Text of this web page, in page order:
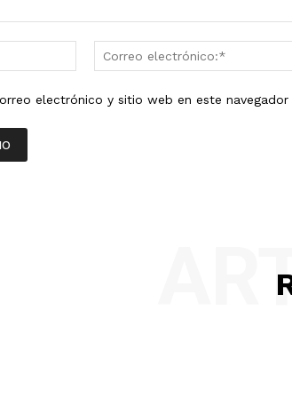
Nombre:*
electrónico y sitio web en este